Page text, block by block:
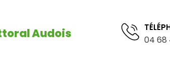
Audois 04 68
04 68